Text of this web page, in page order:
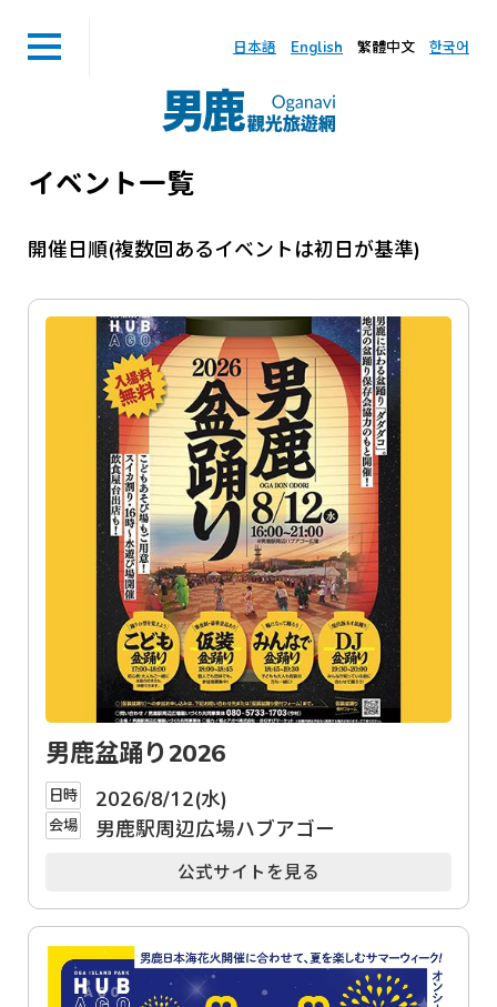
日本語 English 繁體中文 한국어
イベント一覧
開催日順(複数回あるイベントは初日が基準)
男鹿盆踊り2026
日時 2026/8/12(水)
会場 男鹿駅周辺広場ハブアゴー
公式サイトを見る